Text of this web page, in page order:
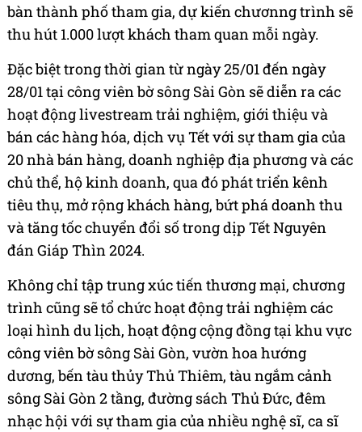
bàn thành phố tham gia, dự kiến chươnng trình sẽ
thu hút 1.000 lượt khách tham quan mỗi ngày.
Đặc biệt trong thời gian từ ngày 25/01 đến ngày
28/01 tại công viên bờ sông Sài Gòn sẽ diễn ra các
hoạt động livestream trải nghiệm, giới thiệu và
bán các hàng hóa, dịch vụ Tết với sự tham gia của
20 nhà bán hàng, doanh nghiệp địa phương và các
chủ thể, hộ kinh doanh, qua đó phát triển kênh
tiêu thụ, mở rộng khách hàng, bứt phá doanh thu
và tăng tốc chuyển đổi số trong dịp Tết Nguyên
đán Giáp Thìn 2024.
Không chỉ tập trung xúc tiến thương mại, chương
trình cũng sẽ tổ chức hoạt động trải nghiệm các
loại hình du lịch, hoạt động cộng đồng tại khu vực
công viên bờ sông Sài Gòn, vườn hoa hướng
dương, bến tàu thủy Thủ Thiêm, tàu ngắm cảnh
sông Sài Gòn 2 tầng, đường sách Thủ Đức, đêm
nhạc hội với sự tham gia của nhiều nghệ sĩ, ca sĩ